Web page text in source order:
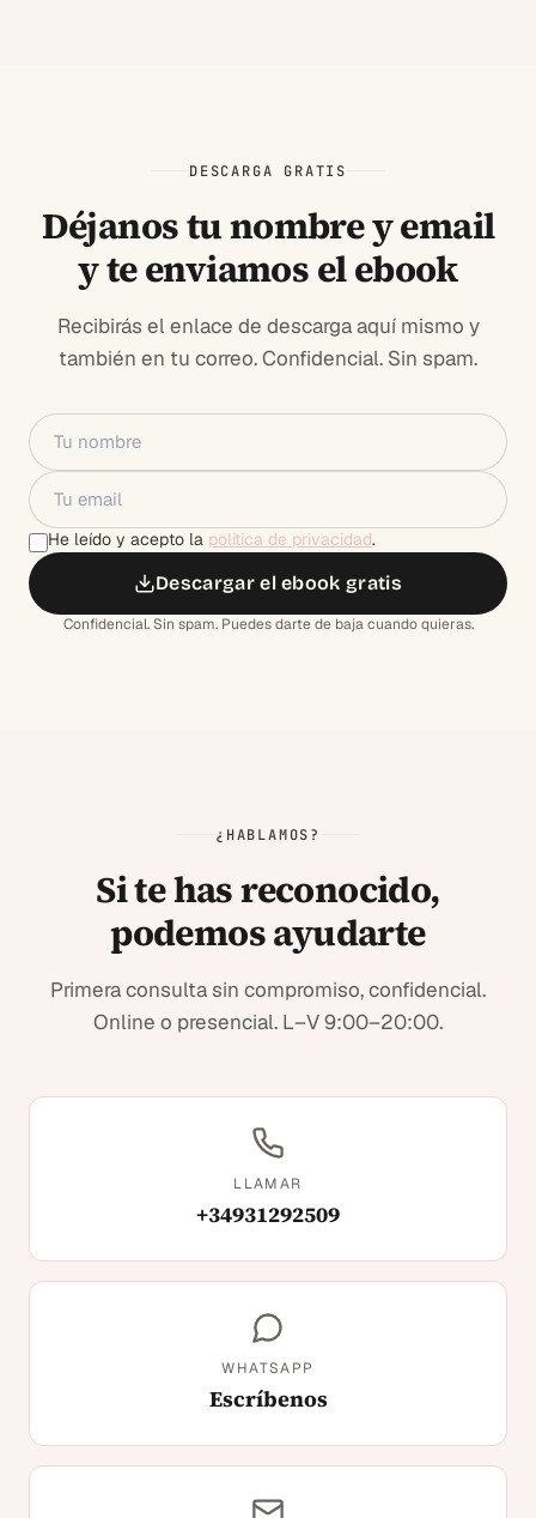
DESCARGA GRATIS
Déjanos tu nombre y email
y te enviamos el ebook
Recibirás el enlace de descarga aquí mismo y
también en tu correo. Confidencial. Sin spam.
He leído y acepto la política de privacidad.
Descargar el ebook gratis
Confidencial. Sin spam. Puedes darte de baja cuando quieras.
¿HABLAMOS?
Si te has reconocido,
podemos ayudarte
Primera consulta sin compromiso, confidencial.
Online o presencial. L–V 9:00–20:00.
LLAMAR
+34931292509
WHATSAPP
Escríbenos